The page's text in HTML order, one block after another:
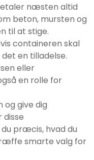
næsten altid
beton, mursten og
til at stige.
containeren skal
en tilladelse.
eller
en rolle for
og give dig
disse
præcis, hvad du
smarte valg for